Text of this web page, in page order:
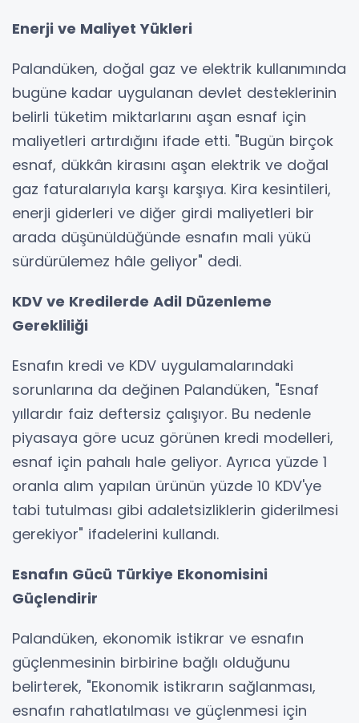
Enerji ve Maliyet Yükleri
Palandüken, doğal gaz ve elektrik kullanımında
bugüne kadar uygulanan devlet desteklerinin
belirli tüketim miktarlarını aşan esnaf için
maliyetleri artırdığını ifade etti. "Bugün birçok
esnaf, dükkân kirasını aşan elektrik ve doğal
gaz faturalarıyla karşı karşıya. Kira kesintileri,
enerji giderleri ve diğer girdi maliyetleri bir
arada düşünüldüğünde esnafın mali yükü
sürdürülemez hâle geliyor" dedi.
KDV ve Kredilerde Adil Düzenleme
Gerekliliği
Esnafın kredi ve KDV uygulamalarındaki
sorunlarına da değinen Palandüken, "Esnaf
yıllardır faiz deftersiz çalışıyor. Bu nedenle
piyasaya göre ucuz görünen kredi modelleri,
esnaf için pahalı hale geliyor. Ayrıca yüzde 1
oranla alım yapılan ürünün yüzde 10 KDV'ye
tabi tutulması gibi adaletsizliklerin giderilmesi
gerekiyor" ifadelerini kullandı.
Esnafın Gücü Türkiye Ekonomisini
Güçlendirir
Palandüken, ekonomik istikrar ve esnafın
güçlenmesinin birbirine bağlı olduğunu
belirterek, "Ekonomik istikrarın sağlanması,
esnafın rahatlatılması ve güçlenmesi için